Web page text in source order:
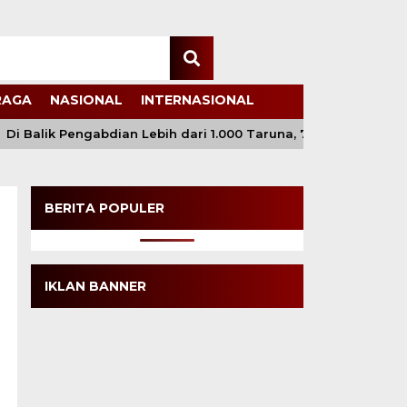
NASIONAL INTERNASIONAL
Balik Pengabdian Lebih dari 1.000 Taruna, 71 Taruni Akpol
BERITA POPULER
IKLAN BANNER